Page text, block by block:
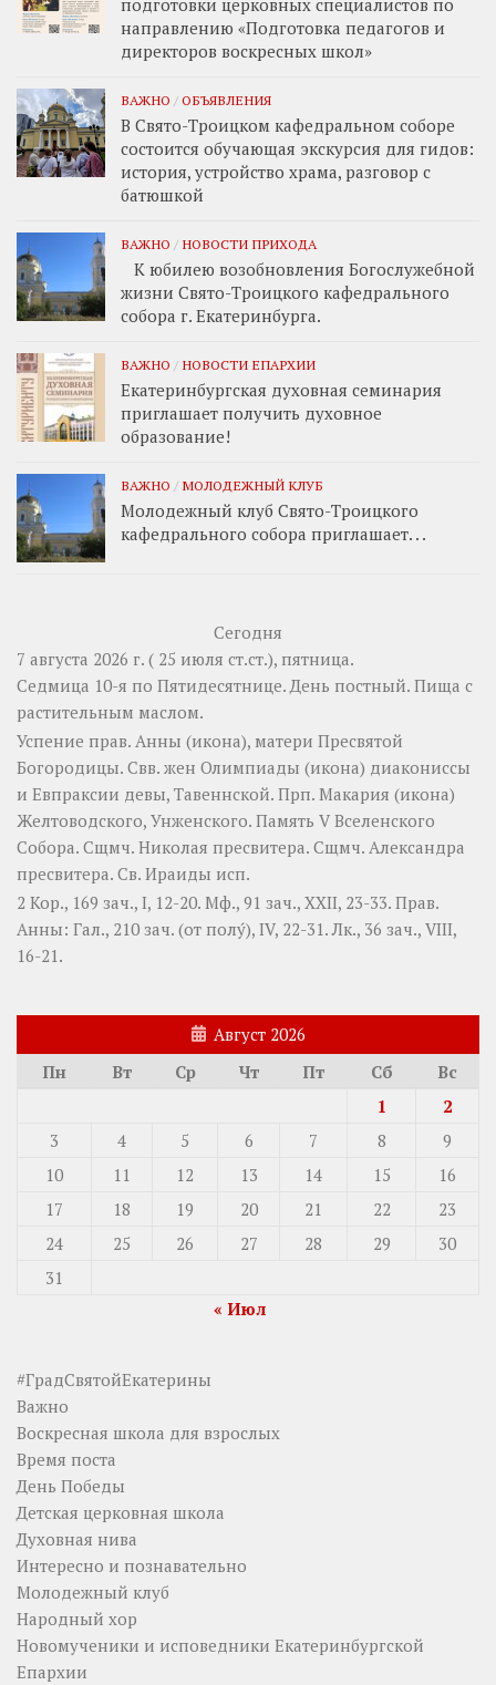
подготовки церковных специалистов по
направлению «Подготовка педагогов и
директоров воскресных школ»
ВАЖНО / ОБЪЯВЛЕНИЯ
В Свято-Троицком кафедральном соборе
состоится обучающая экскурсия для гидов:
история, устройство храма, разговор с
батюшкой
ВАЖНО / НОВОСТИ ПРИХОДА
К юбилею возобновления Богослужебной
жизни Свято-Троицкого кафедрального
собора г. Екатеринбурга.
ВАЖНО / НОВОСТИ ЕПАРХИИ
Екатеринбургская духовная семинария
приглашает получить духовное
образование!
ВАЖНО / МОЛОДЕЖНЫЙ КЛУБ
Молодежный клуб Свято-Троицкого
кафедрального собора приглашает. . .
Сегодня
7 августа 2026 г. ( 25 июля ст.ст.), пятница.
Седмица 10-я по Пятидесятнице. День постный. Пища с
растительным маслом.
Успение прав. Анны (икона), матери Пресвятой
Богородицы. Свв. жен Олимпиады (икона) диакониссы
и Евпраксии девы, Тавеннской. Прп. Макария (икона)
Желтоводского, Унженского. Память V Вселенского
Собора. Сщмч. Николая пресвитера. Сщмч. Александра
пресвитера. Св. Ираиды исп.
2 Кор., 169 зач., I, 12-20. Мф., 91 зач., XXII, 23-33. Прав.
Анны: Гал., 210 зач. (от полу́), IV, 22-31. Лк., 36 зач., VIII,
16-21.
Август 2026
Пн
Вт Ср Чт Пт Сб
Вс
1
2
3
4 5 6 7 8
9
10
11 12 13 14 15
16
17
18 19 20 21 22
23
24
25 26 27 28 29
30
31
« Июл
#ГрадСвятойЕкатерины
Важно
Воскресная школа для взрослых
Время поста
День Победы
Детская церковная школа
Духовная нива
Интересно и познавательно
Молодежный клуб
Народный хор
Новомученики и исповедники Екатеринбургской
Епархии